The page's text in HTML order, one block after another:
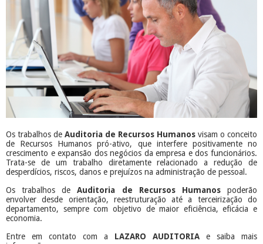
Os trabalhos de Auditoria de Recursos Humanos visam o conceito
de Recursos Humanos pró-ativo, que interfere positivamente no
crescimento e expansão dos negócios da empresa e dos funcionários.
Trata-se de um trabalho diretamente relacionado a redução de
desperdícios, riscos, danos e prejuízos na administração de pessoal.
Os trabalhos deAuditoria de Recursos Humanospoderão
envolver desde orientação, reestruturação até a terceirização do
departamento, sempre com objetivo de maior eficiência, eficácia e
economia.
Entre em contato com a LAZARO AUDITORIA e saiba mais